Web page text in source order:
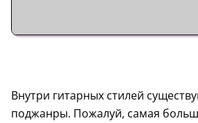
Внутри гитарных стилей
поджанры. Пожалуй, самая